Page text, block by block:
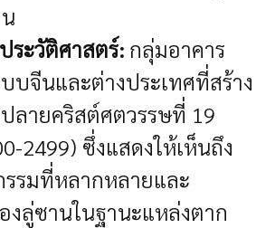
ระวัติศาสตร์: กลุ่มอาคาร
บจีนและต่างประเทศที่สร้าง
ลายคริสต์ศตวรรษที่ 19
2499) ซึ่งแสดงให้เห็นถึง
รมที่หลากหลายและ
ลู่ซานในฐานะแหล่งตาก